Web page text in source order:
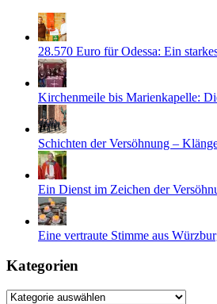
28.570 Euro für Odessa: Ein
Kirchenmeile bis Marienkapelle:
Schichten der Versöhnung –
Ein Dienst im Zeichen der
Eine vertraute Stimme aus
Kategorien
Kategorien